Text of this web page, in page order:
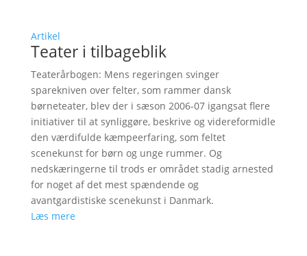
Artikel
Teater i tilbageblik
Teaterårbogen: Mens regeringen svinger
sparekniven over felter, som rammer dansk
børneteater, blev der i sæson 2006-07 igangsat flere
initiativer til at synliggøre, beskrive og videreformidle
den værdifulde kæmpeerfaring, som feltet
scenekunst for børn og unge rummer. Og
nedskæringerne til trods er området stadig arnested
for noget af det mest spændende og
avantgardistiske scenekunst i Danmark.
Læs mere